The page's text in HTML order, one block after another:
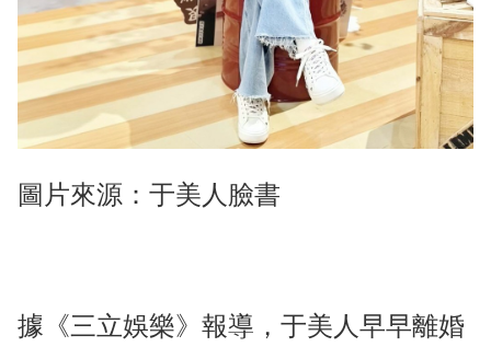
圖片來源：于美人臉書
據《三立娛樂》報導，于美人早早離婚